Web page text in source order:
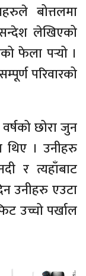
बोत्तलमा
लेखिएको
फेला पर्‍यो ।
परिवारको
छोरा जुन
थिए । उनीहरु
र त्यहाँबाट
उनीहरु एउटा
उच्चो पर्खाल